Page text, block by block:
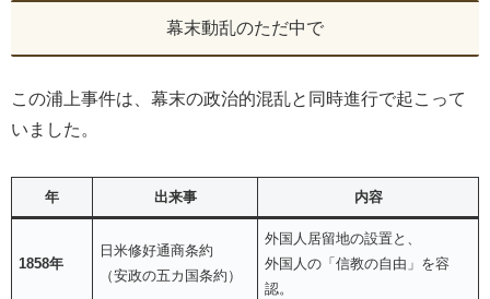
幕末動乱のただ中で
この浦上事件は、幕末の政治的混乱と同時進行で起こって
いました。
年 出来事 内容
1858年
日米修好通商条約
（安政の五カ国条約）
外国人居留地の設置と、
外国人の「信教の自由」を容
認。